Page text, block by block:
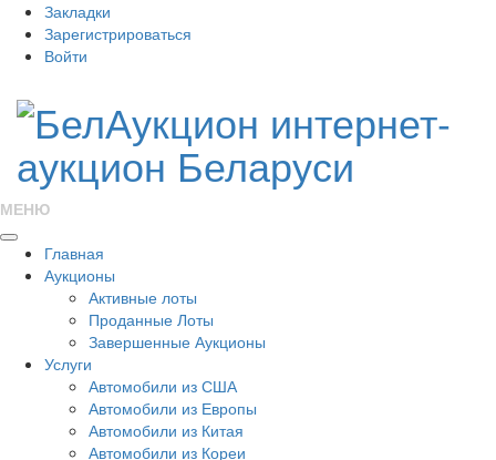
Закладки
Зарегистрироваться
Войти
МЕНЮ
Главная
Аукционы
Активные лоты
Проданные Лоты
Завершенные Аукционы
Услуги
Автомобили из США
Автомобили из Европы
Автомобили из Китая
Автомобили из Кореи